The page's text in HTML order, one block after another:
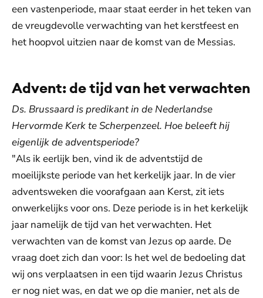
een vastenperiode, maar staat eerder in het teken van
de vreugdevolle verwachting van het kerstfeest en
het hoopvol uitzien naar de komst van de Messias.
Advent: de tijd van het verwachten
Ds. Brussaard is predikant in de Nederlandse
Hervormde Kerk te Scherpenzeel. Hoe beleeft hij
eigenlijk de adventsperiode?
"Als ik eerlijk ben, vind ik de adventstijd de
moeilijkste periode van het kerkelijk jaar. In de vier
adventsweken die voorafgaan aan Kerst, zit iets
onwerkelijks voor ons. Deze periode is in het kerkelijk
jaar namelijk de tijd van het verwachten. Het
verwachten van de komst van Jezus op aarde. De
vraag doet zich dan voor: Is het wel de bedoeling dat
wij ons verplaatsen in een tijd waarin Jezus Christus
er nog niet was, en dat we op die manier, net als de